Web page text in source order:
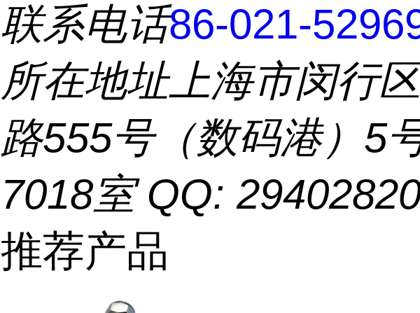
联系电话86-021-
所在地址上海市闵行
路555号（数码港）5
7018室 QQ:
推荐产品